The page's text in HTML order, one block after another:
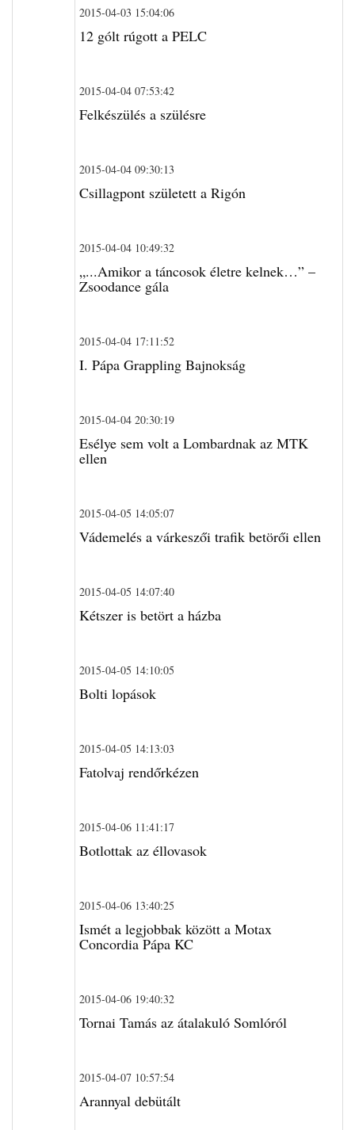
2015-04-03 15:04:06
12 gólt rúgott a PELC
2015-04-04 07:53:42
Felkészülés a szülésre
2015-04-04 09:30:13
Csillagpont született a Rigón
2015-04-04 10:49:32
„...Amikor a táncosok életre kelnek…” –
Zsoodance gála
2015-04-04 17:11:52
I. Pápa Grappling Bajnokság
2015-04-04 20:30:19
Esélye sem volt a Lombardnak az MTK
ellen
2015-04-05 14:05:07
Vádemelés a várkeszői trafik betörői ellen
2015-04-05 14:07:40
Kétszer is betört a házba
2015-04-05 14:10:05
Bolti lopások
2015-04-05 14:13:03
Fatolvaj rendőrkézen
2015-04-06 11:41:17
Botlottak az éllovasok
2015-04-06 13:40:25
Ismét a legjobbak között a Motax
Concordia Pápa KC
2015-04-06 19:40:32
Tornai Tamás az átalakuló Somlóról
2015-04-07 10:57:54
Arannyal debütált